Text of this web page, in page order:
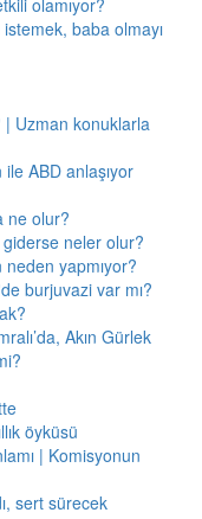
olamıyor?
baba olmayı
Uzman konuklarla
ABD anlaşıyor
ne olur?
neler olur?
neden yapmıyor?
burjuvazi var mı?
Akın Gürlek
öyküsü
| Komisyonun
sert sürecek